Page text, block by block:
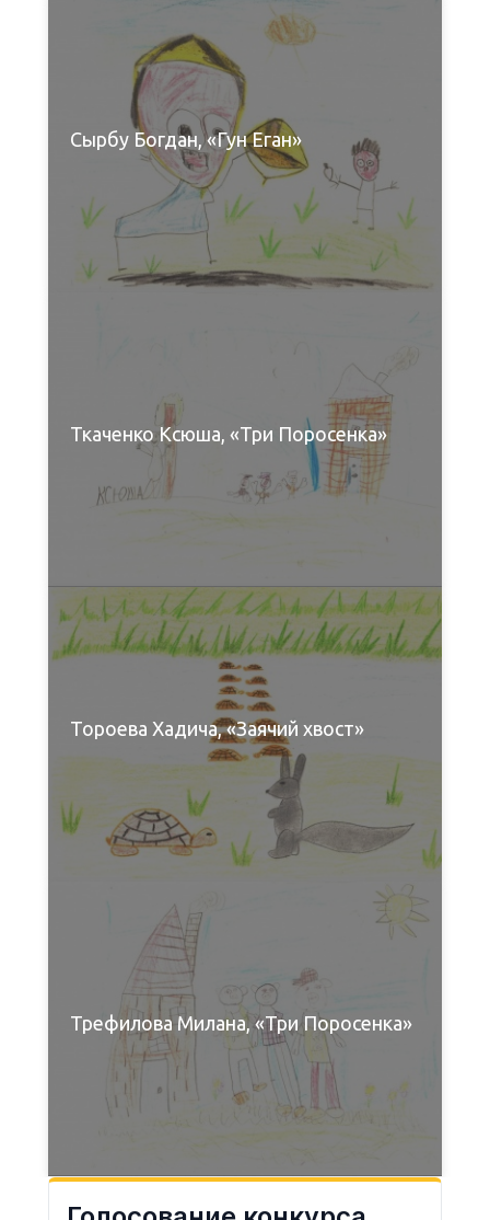
Сырбу Богдан, «Гун Еган»
Ткаченко Ксюша, «Три Поросенка»
Тороева Хадича, «Заячий хвост»
Трефилова Милана, «Три Поросенка»